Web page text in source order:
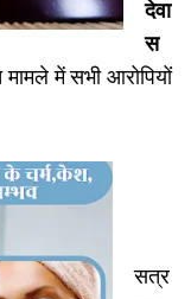
देवा
स
में सभी आरोपियों
सत्र